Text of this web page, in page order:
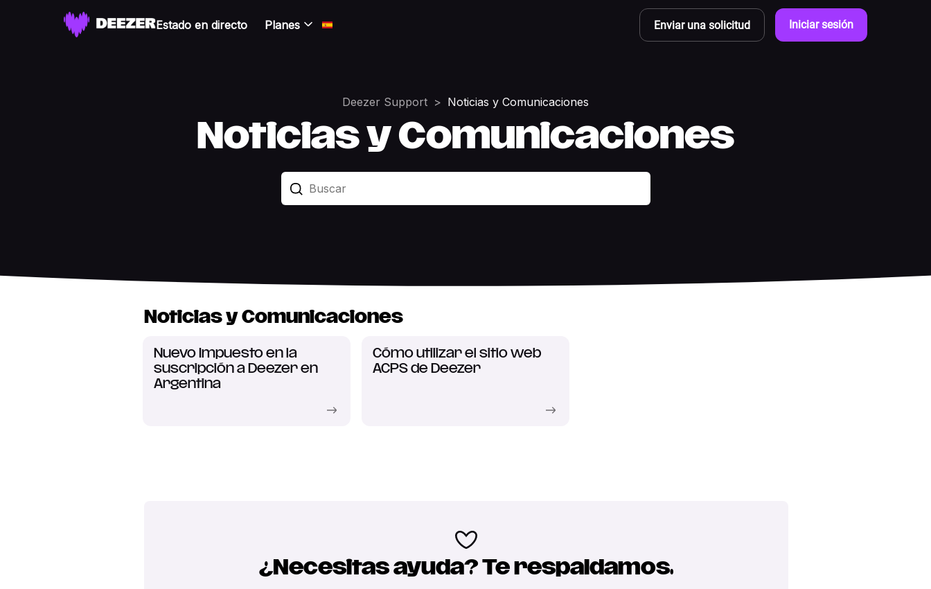
Estado en directo Planes Enviar una solicitud Iniciar sesión
Deezer Support Noticias y Comunicaciones
Noticias y Comunicaciones
Noticias y Comunicaciones
Nuevo Impuesto en la
suscripción a Deezer en
Argentina
Cómo utilizar el sitio web
ACPS de Deezer
¿Necesitas ayuda? Te respaldamos.